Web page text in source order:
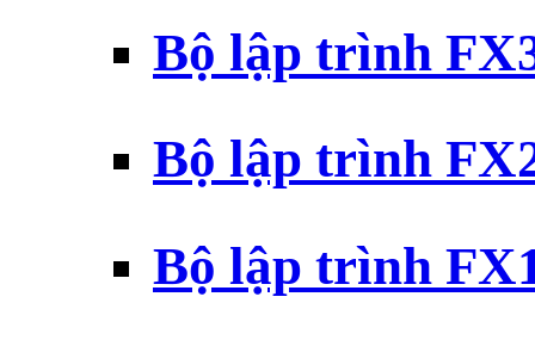
Bộ lập trình
Bộ lập trình
Bộ lập trình